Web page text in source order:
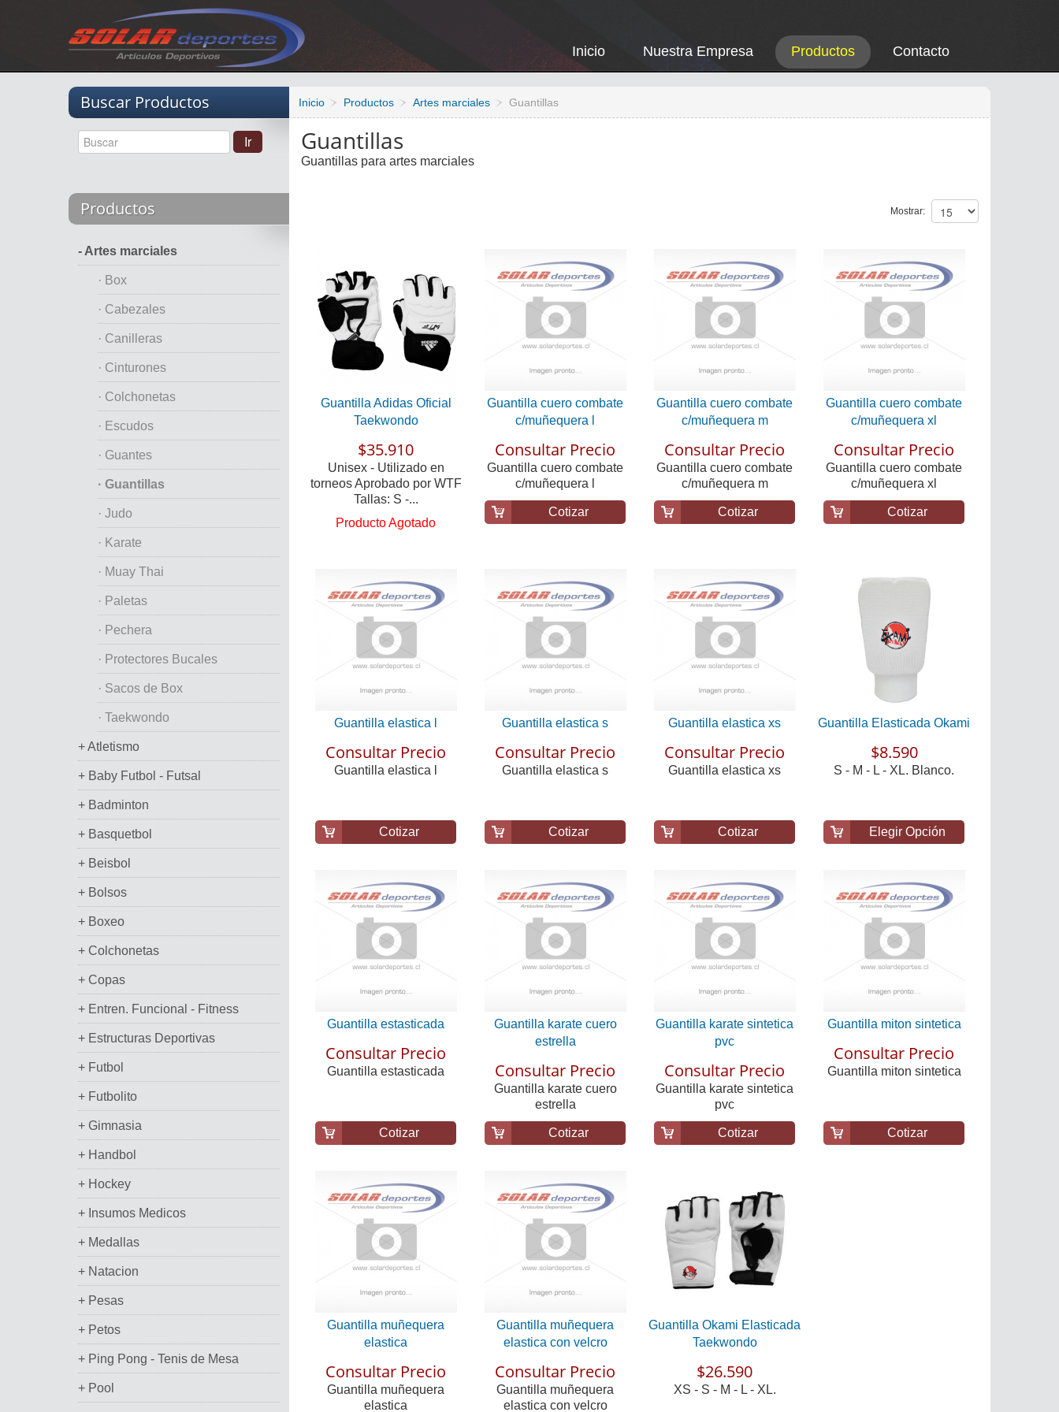
Inicio Nuestra Empresa Productos Contacto
Buscar Productos
Productos
- Artes marciales
· Box
· Cabezales
· Canilleras
· Cinturones
· Colchonetas
· Escudos
· Guantes
· Guantillas
· Judo
· Karate
· Muay Thai
· Paletas
· Pechera
· Protectores Bucales
· Sacos de Box
· Taekwondo
+ Atletismo
+ Baby Futbol - Futsal
+ Badminton
+ Basquetbol
+ Beisbol
+ Bolsos
+ Boxeo
+ Colchonetas
+ Copas
+ Entren. Funcional - Fitness
+ Estructuras Deportivas
+ Futbol
+ Futbolito
+ Gimnasia
+ Handbol
+ Hockey
+ Insumos Medicos
+ Medallas
+ Natacion
+ Pesas
+ Petos
+ Ping Pong - Tenis de Mesa
+ Pool
Inicio Productos Artes marciales Guantillas
Guantillas
Guantillas para artes marciales
Mostrar:
Guantilla Adidas Oficial
Taekwondo
$35.910
Unisex - Utilizado en
torneos Aprobado por WTF
Tallas: S -...
Producto Agotado
Guantilla cuero combate
c/muñequera l
Consultar Precio
Guantilla cuero combate
c/muñequera l
Cotizar
Guantilla cuero combate
c/muñequera m
Consultar Precio
Guantilla cuero combate
c/muñequera m
Cotizar
Guantilla cuero combate
c/muñequera xl
Consultar Precio
Guantilla cuero combate
c/muñequera xl
Cotizar
Guantilla elastica l
Consultar Precio
Guantilla elastica l
Cotizar
Guantilla elastica s
Consultar Precio
Guantilla elastica s
Cotizar
Guantilla elastica xs
Consultar Precio
Guantilla elastica xs
Cotizar
Guantilla Elasticada Okami
$8.590
S - M - L - XL. Blanco.
Elegir Opción
Guantilla estasticada
Consultar Precio
Guantilla estasticada
Cotizar
Guantilla karate cuero
estrella
Consultar Precio
Guantilla karate cuero
estrella
Cotizar
Guantilla karate sintetica
pvc
Consultar Precio
Guantilla karate sintetica
pvc
Cotizar
Guantilla miton sintetica
Consultar Precio
Guantilla miton sintetica
Cotizar
Guantilla muñequera
elastica
Consultar Precio
Guantilla muñequera
elastica
Guantilla muñequera
elastica con velcro
Consultar Precio
Guantilla muñequera
elastica con velcro
Guantilla Okami Elasticada
Taekwondo
$26.590
XS - S - M - L - XL.